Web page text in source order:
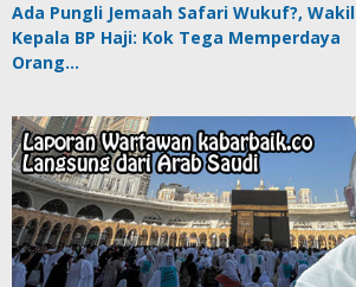
Ada Pungli Jemaah Safari Wukuf?, Wakil
Kepala BP Haji: Kok Tega Memperdaya
Orang…